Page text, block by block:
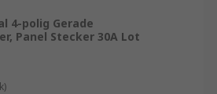
4-polig Gerade
Panel Stecker 30A Lot